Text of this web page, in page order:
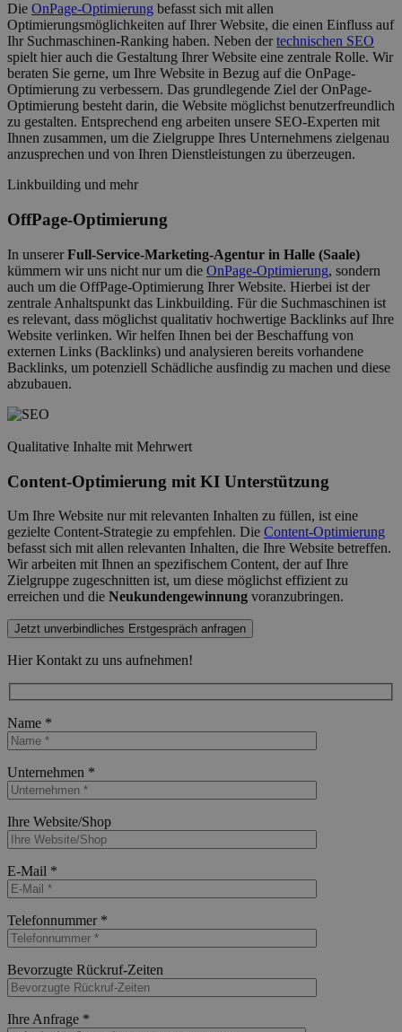
Die OnPage-Optimierung befasst sich mit allen
Optimierungsmöglichkeiten auf Ihrer Website, die einen Einfluss auf
Ihr Suchmaschinen-Ranking haben. Neben dertechnischen SEO
spielt hier auch die Gestaltung Ihrer Website eine zentrale Rolle. Wir
beraten Sie gerne, um Ihre Website in Bezug auf die OnPage-
Optimierung zu verbessern. Das grundlegende Ziel der OnPage-
Optimierung besteht darin, die Website möglichst benutzerfreundlich
zu gestalten. Entsprechend eng arbeiten unsere SEO-Experten mit
Ihnen zusammen, um die Zielgruppe Ihres Unternehmens zielgenau
anzusprechen und von Ihren Dienstleistungen zu überzeugen.
Linkbuilding und mehr
OffPage-Optimierung
In unsererFull-Service-Marketing-Agentur in Halle (Saale)
kümmern wir uns nicht nur um die OnPage-Optimierung, sondern
auch um die OffPage-Optimierung Ihrer Website. Hierbei ist der
zentrale Anhaltspunkt das Linkbuilding. Für die Suchmaschinen ist
es relevant, dass möglichst qualitativ hochwertige Backlinks auf Ihre
Website verlinken. Wir helfen Ihnen bei der Beschaffung von
externen Links (Backlinks) und analysieren bereits vorhandene
Backlinks, um potenziell Schädliche ausfindig zu machen und diese
abzubauen.
Qualitative Inhalte mit Mehrwert
Content-Optimierung mit KI Unterstützung
Um Ihre Website nur mit relevanten Inhalten zu füllen, ist eine
gezielte Content-Strategie zu empfehlen. Die Content-Optimierung
befasst sich mit allen relevanten Inhalten, die Ihre Website betreffen.
Wir arbeiten mit Ihnen an spezifischem Content, der auf Ihre
Zielgruppe zugeschnitten ist, um diese möglichst effizient zu
erreichen und die Neukundengewinnung voranzubringen.
Jetzt unverbindliches Erstgespräch anfragen
Hier Kontakt zu uns aufnehmen!
Name *
Unternehmen *
Ihre Website/Shop
E-Mail *
Telefonnummer *
Bevorzugte Rückruf-Zeiten
Ihre Anfrage *